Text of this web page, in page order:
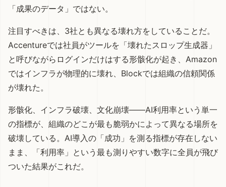
「成果のデータ」ではない。
注目すべきは、3社とも異なる壊れ方をしていることだ。
Accentureでは社員がツールを「壊れたスロップ生成器」
と呼びながらログインだけはする形骸化が起き、Amazon
ではインフラが物理的に壊れ、Blockでは組織の信頼関係
が壊れた。
形骸化、インフラ破壊、文化崩壊——AI利用率という単一
の指標が、組織のどこが最も脆弱かによって異なる場所を
破壊している。AI導入の「成功」を測る指標が存在しない
まま、「利用率」という最も測りやすい数字に全員が飛び
ついた結果がこれだ。